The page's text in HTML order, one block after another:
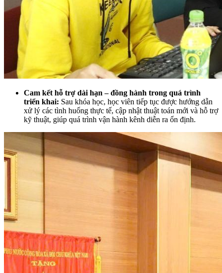
Cam kết hỗ trợ dài hạn – đồng hành trong quá trình
triển khai: Sau khóa học, học viên tiếp tục được hướng dẫn
xử lý các tình huống thực tế, cập nhật thuật toán mới và hỗ trợ
kỹ thuật, giúp quá trình vận hành kênh diễn ra ổn định.